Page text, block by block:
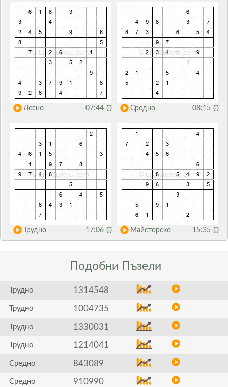
Лесно 07:44 ⏰ Средно 08:15 ⏰
Трудно 17:06 ⏰ Майсторско 15:35 ⏰
Подобни Пъзели
Трудно 1314548
Трудно 1004735
Трудно 1330031
Трудно 1214041
Средно 843089
Средно 910990